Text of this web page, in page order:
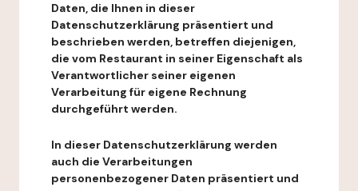
Daten, die Ihnen in dieser
Datenschutzerklärung präsentiert und
beschrieben werden, betreffen diejenigen,
die vom Restaurant in seiner Eigenschaft als
Verantwortlicher seiner eigenen
Verarbeitung für eigene Rechnung
durchgeführt werden.
In dieser Datenschutzerklärung werden
auch die Verarbeitungen
personenbezogener Daten präsentiert und